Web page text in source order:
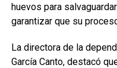
huevos para
garantizar que su
La directora de la
García Canto, destacó